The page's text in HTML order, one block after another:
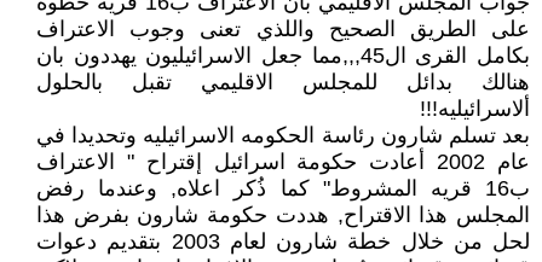
على الطريق الصحيح واللذي تعنى وجوب الاعتراف
بكامل القرى ال45,,,مما جعل الاسرائيليون يهددون بان
هنالك بدائل للمجلس الاقليمي تقبل بالحلول
ألاسرائيليه!!!
بعد تسلم شارون رئاسة الحكومه الاسرائيليه وتحديدا في
عام 2002 أعادت حكومة اسرائيل إقتراح " الاعتراف
ب16 قريه المشروط" كما ذُكر اعلاه, وعندما رفض
المجلس هذا الاقتراح, هددت حكومة شارون بفرض هذا
لحل من خلال خطة شارون لعام 2003 بتقديم دعوات